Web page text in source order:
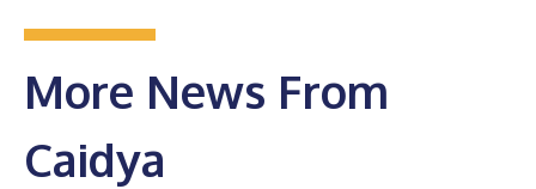
More News From
Caidya